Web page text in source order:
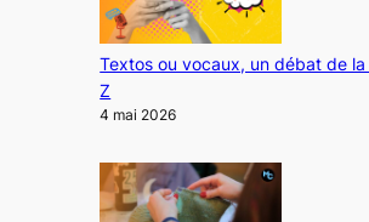
Textos ou vocaux, un débat de
Z
4 mai 2026